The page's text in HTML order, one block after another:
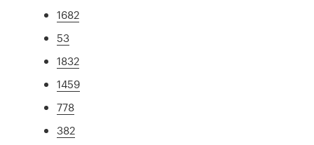
1682
53
1832
1459
778
382